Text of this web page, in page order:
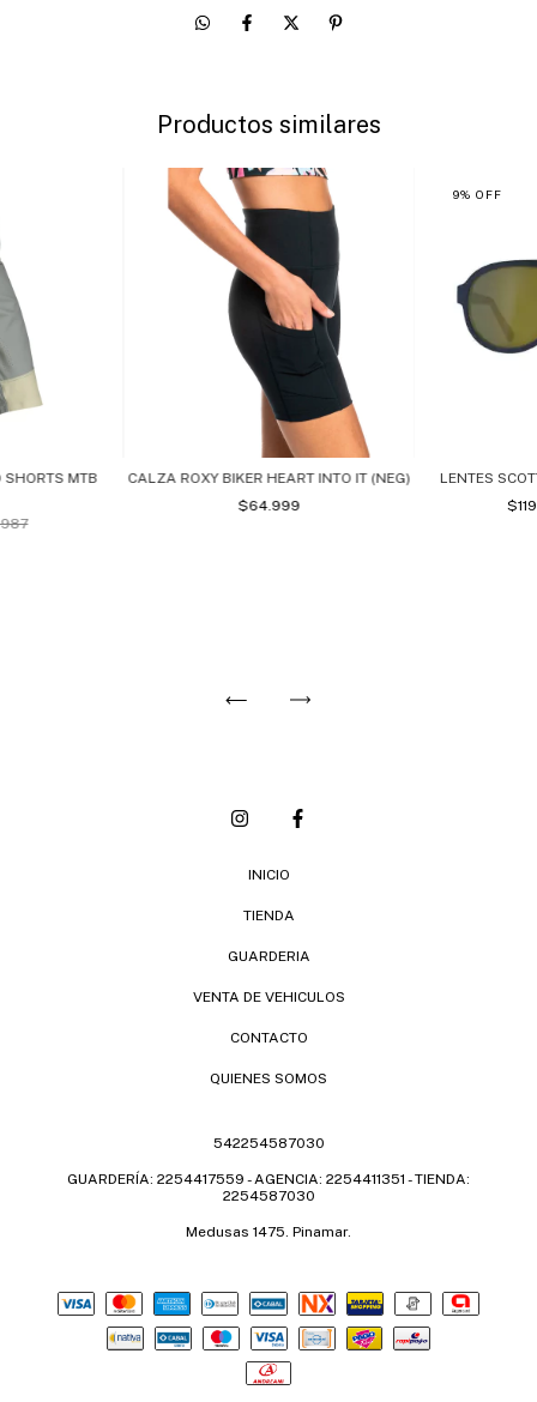
Productos similares
SHORTS MTB
CALZA ROXY BIKER HEART INTO IT (NEG)
$64.999
9%OFF
LENTES
INICIO
TIENDA
GUARDERIA
VENTA DE VEHICULOS
CONTACTO
QUIENES SOMOS
542254587030
GUARDERÍA: 2254417559 - AGENCIA: 2254411351 - TIENDA:
2254587030
Medusas 1475. Pinamar.